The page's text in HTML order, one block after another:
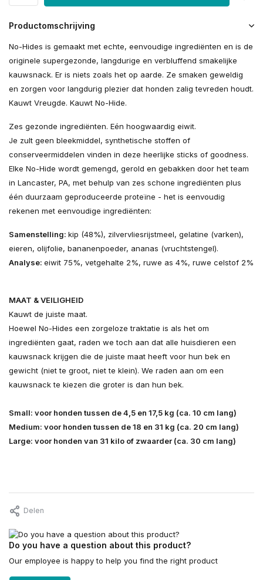
Productomschrijving
No-Hides is gemaakt met echte, eenvoudige ingrediënten en is de
originele supergezonde, langdurige en verbluffend smakelijke
kauwsnack. Er is niets zoals het op aarde. Ze smaken geweldig
en zorgen voor langdurig plezier dat honden zalig tevreden houdt.
Kauwt Vreugde. Kauwt No-Hide.
Zes gezonde ingrediënten. Eén hoogwaardig eiwit.
Je zult geen bleekmiddel, synthetische stoffen of
conserveermiddelen vinden in deze heerlijke sticks of goodness.
Elke No-Hide wordt gemengd, gerold en gebakken door het team
in Lancaster, PA, met behulp van zes schone ingrediënten plus
één duurzaam geproduceerde proteïne - het is eenvoudig
rekenen met eenvoudige ingrediënten:
Samenstelling: kip (48%), zilvervliesrijstmeel, gelatine (varken),
eieren, olijfolie, bananenpoeder, ananas (vruchtstengel).
Analyse: eiwit 75%, vetgehalte 2%, ruwe as 4%, ruwe celstof 2%
MAAT & VEILIGHEID
Kauwt de juiste maat.
Hoewel No-Hides een zorgeloze traktatie is als het om
ingrediënten gaat, raden we toch aan dat alle huisdieren een
kauwsnack krijgen die de juiste maat heeft voor hun bek en
gewicht (niet te groot, niet te klein). We raden aan om een ​​
kauwsnack te kiezen die groter is dan hun bek.
Small: voor honden tussen de 4,5 en 17,5 kg (ca. 10 cm lang)
Medium: voor honden tussen de 18 en 31 kg (ca. 20 cm lang)
Large: voor honden van 31 kilo of zwaarder (ca. 30 cm lang)
Delen
Do you have a question about this product?
Our employee is happy to help you find the right product